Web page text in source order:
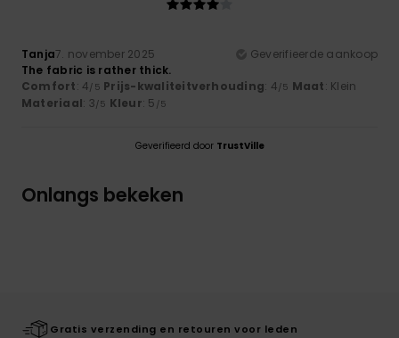
Tanja7. november 2025
Geverifieerde aankoop
The fabric is rather thick.
Comfort: 4/5 Prijs-kwaliteitverhouding: 4/5 Maat: Klein
Materiaal: 3/5 Kleur: 5 /5
Geverifieerd door TrustVille
Onlangs bekeken
Gratis verzending en retouren voor leden